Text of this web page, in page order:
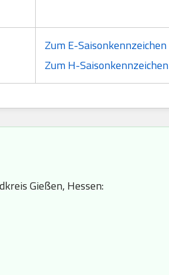
Zum E-Saisonkennzeichen
Zum H-Saisonkennzeichen
Gießen, Hessen: